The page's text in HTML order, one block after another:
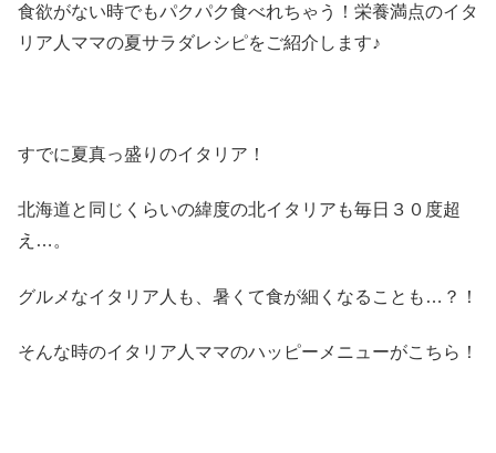
食欲がない時でもパクパク食べれちゃう！栄養満点のイタ
リア人ママの夏サラダレシピをご紹介します♪
すでに夏真っ盛りのイタリア！
北海道と同じくらいの緯度の北イタリアも毎日３０度超
え…。
グルメなイタリア人も、暑くて食が細くなることも…？！
そんな時のイタリア人ママのハッピーメニューがこちら！